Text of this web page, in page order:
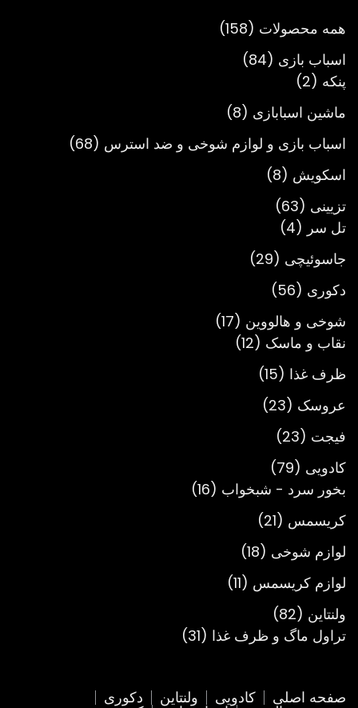
همه محصولات
158
158
اسباب بازی 84
84
پنکه 2
2
محصول
ماشین اسبابازی 8
8
اسباب بازی و لوازم شوخی و ضد استرس 68
68
اسکویش 8
8
تزیینی 63
63
محصول
تل سر 4
4
محصول
جاسوئیچی 29
29
دکوری 56
56
محصول
شوخی و هالووین 17
17
نقاب و ماسک 12
12
ظرف غذا 15
15
محصول
عروسک 23
23
فیجت 23
23
محصول
کادویی 79
79
محصول
بخور سرد - شبخواب 16
16
کریسمس 21
21
محصول
لوازم شوخی 18
18
محصول
لوازم کریسمس 11
11
ولنتاین 82
82
محصول
تراول ماگ و ظرف غذا 31
31
صفحه اصلی کادویی ولنتاین دکوری